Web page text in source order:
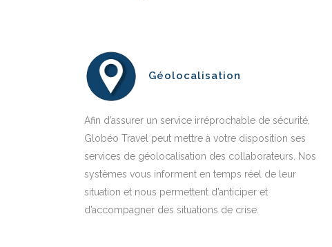
Géolocalisation
Afin d’assurer un service irréprochable de sécurité,
Globéo Travel peut mettre à votre disposition ses
services de géolocalisation des collaborateurs. Nos
systèmes vous informent en temps réel de leur
situation et nous permettent d’anticiper et
d’accompagner des situations de crise.